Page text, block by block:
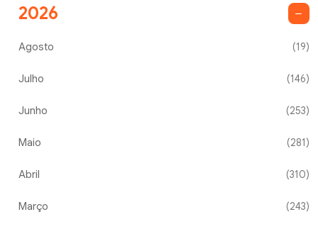
2026
Agosto (19)
Julho (146)
Junho (253)
Maio (281)
Abril (310)
Março (243)